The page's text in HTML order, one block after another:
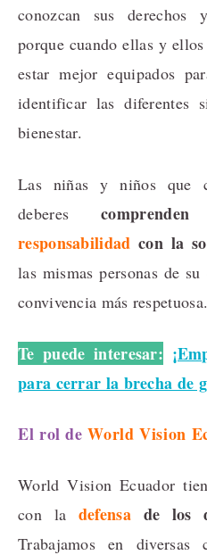
conozcan sus derechos y
porque cuando ellas y ellos
estar mejor equipados
identificar las diferentes
bienestar.
Las niñas y niños que
deberes
responsabilidad con la
las mismas personas de su
convivencia más respetuosa.
Te puede interesar:
para cerrar la brecha de
El rol deWorld Vision
World Vision Ecuador
con la defensade los
Trabajamos en diversas